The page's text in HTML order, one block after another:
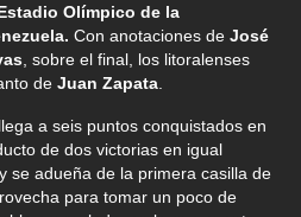
Olímpico de la
Con anotaciones de José
, sobre el final, los litoralenses
de Juan Zapata
llega a seis puntos conquistados en
de dos victorias en igual
se adueña de la primera casilla de
para tomar un poco de